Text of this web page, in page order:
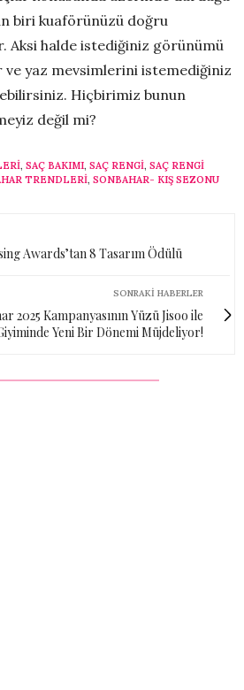
biri kuaförünüzü doğru
Aksi halde istediğiniz görünümü
ve yaz mevsimlerini istemediğiniz
Hiçbirimiz bunun
değil mi?
, SAÇ BAKIMI, SAÇ RENGI, SAÇ RENGI
TRENDLERI, SONBAHAR- KIŞ SEZONU
Awards’tan 8 Tasarım Ödülü
SONRAKI HABERLER
2025 Kampanyasının Yüzü Jisoo ile
Yeni Bir Dönemi Müjdeliyor!